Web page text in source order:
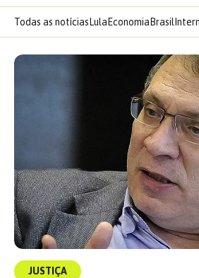
Todas as notícias Lula Economia Brasil
JUSTIÇA